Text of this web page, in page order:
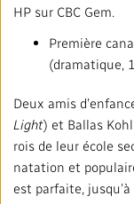
HP sur CBC Gem.
Première
(dramatique,
Deux amis
Light) et Ballas
rois de leur école
natation et
est parfaite,